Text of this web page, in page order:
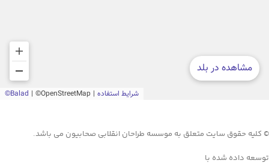
© کلیه حقوق سایت متعلق به موسسه طراحان انقلابی صحابیون می باشد.
توسعه داده شده با